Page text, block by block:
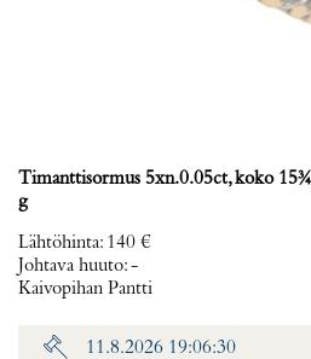
Timanttisormus 5xn.0.05ct, koko
g
Lähtöhinta: 140 €
Johtava huuto:-
Kaivopihan Pantti
11.8.2026 19:06:30